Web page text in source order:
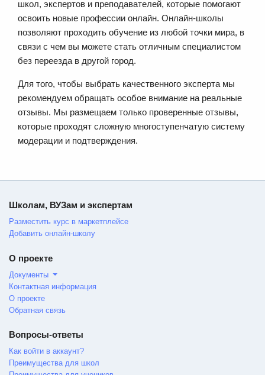
школ, экспертов и преподавателей, которые помогают
освоить новые профессии онлайн. Онлайн-школы
позволяют проходить обучение из любой точки мира, в
связи с чем вы можете стать отличным специалистом
без переезда в другой город.
Для того, чтобы выбрать качественного эксперта мы
рекомендуем обращать особое внимание на реальные
отзывы. Мы размещаем только проверенные отзывы,
которые проходят сложную многоступенчатую систему
модерации и подтверждения.
Школам, ВУЗам и экспертам
Разместить курс в маркетплейсе
Добавить онлайн-школу
О проекте
Документы
Контактная информация
О проекте
Обратная связь
Вопросы-ответы
Как войти в аккаунт?
Преимущества для школ